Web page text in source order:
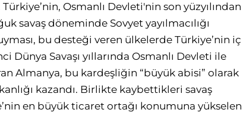
Osmanlı Devleti'nin son yüzyılından
savaş döneminde Sovyet yayılmacılığı
bu desteği veren ülkelerde Türkiye’nin iç
Dünya Savaşı yıllarında Osmanlı Devleti ile
Almanya, bu kardeşliğin “büyük abisi” olarak
kazandı. Birlikte kaybettikleri savaş
en büyük ticaret ortağı konumuna yükselen